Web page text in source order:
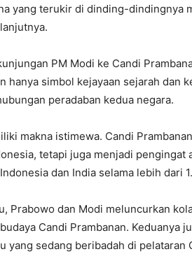
yang terukir di dinding-dindingnya
PM Modi ke Candi
hanya simbol kejayaan sejarah dan
peradaban kedua negara.
makna istimewa. Candi
tetapi juga menjadi pengingat
dan India selama lebih dari
Prabowo dan Modi meluncurkan
Candi Prambanan. Keduanya
yang sedang beribadah di pelataran